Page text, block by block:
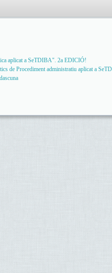
aplicat a SeTDIBA". 2a EDICIÓ!
de Procediment administratiu aplicat a